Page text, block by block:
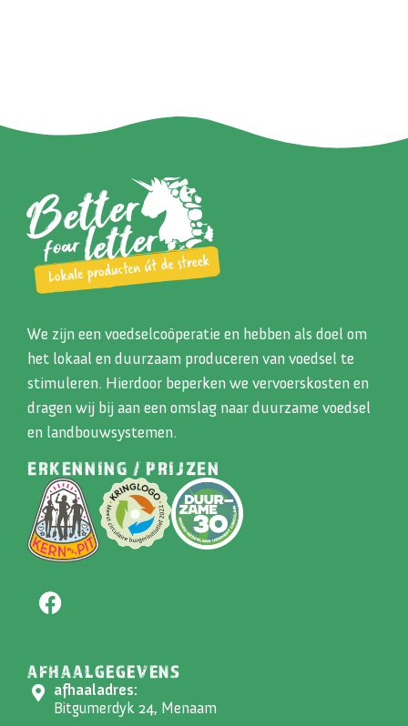
We zijn een voedselcoöperatie en hebben als doel om
het lokaal en duurzaam produceren van voedsel te
stimuleren. Hierdoor beperken we vervoerskosten en
dragen wij bij aan een omslag naar duurzame voedsel
en landbouwsystemen.
ERKENNING / PRIJZEN
AFHAALGEGEVENS
afhaaladres:
Bitgumerdyk 24, Menaam